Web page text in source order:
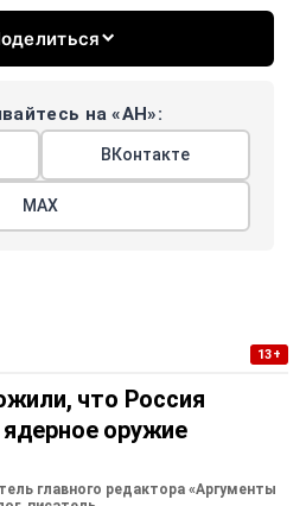
на «АН»:
ВКонтакте
МАХ
13+
что Россия
оружие
главного редактора «Аргументы